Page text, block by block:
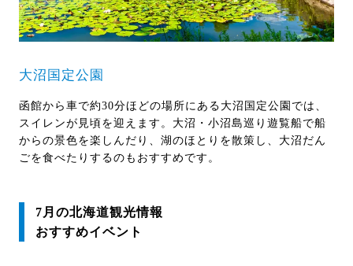
大沼国定公園
函館から車で約30分ほどの場所にある大沼国定公園では、
スイレンが見頃を迎えます。大沼・小沼島巡り遊覧船で船
からの景色を楽しんだり、湖のほとりを散策し、大沼だん
ごを食べたりするのもおすすめです。
7月の北海道観光情報
おすすめイベント